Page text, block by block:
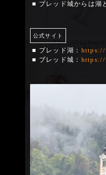
■ ブレッド城からは湖
公式サイト
■ ブレッド湖： https://
■ ブレッド城： https://